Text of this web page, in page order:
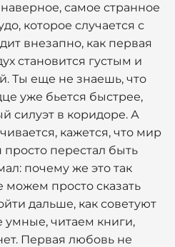
самое странное
которое случается с
внезапно, как первая
становится густым и
Ты еще не знаешь, что
уже бьется быстрее,
силуэт в коридоре. А
кажется, что мир
перестал быть
почему же это так
просто сказать
дальше, как советуют
читаем книги,
Первая любовь не